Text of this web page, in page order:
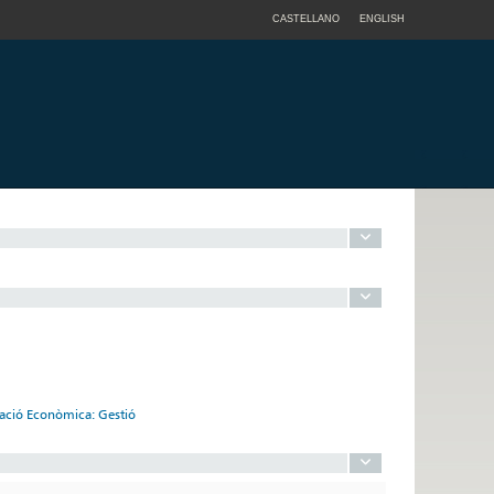
CASTELLANO ENGLISH
Econòmica: Gestió